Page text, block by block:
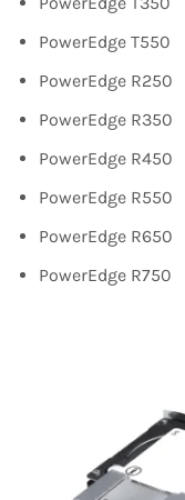
PowerEdge T550
PowerEdge R250
PowerEdge R350
PowerEdge R450
PowerEdge R550
PowerEdge R650
PowerEdge R750